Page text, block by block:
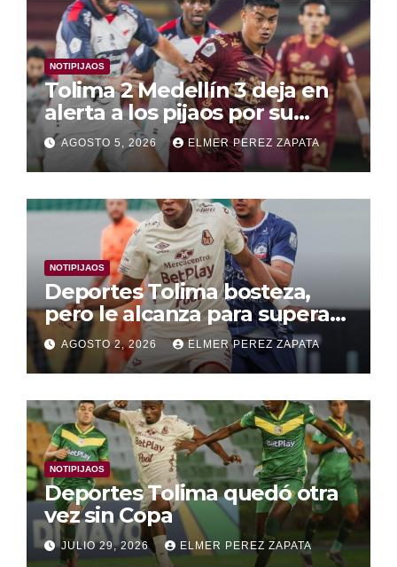
NOTIPIJAOS
Tolima 2 Medellín 3 deja en
alerta a los pijaos por su
fútbol irregular
AGOSTO 5, 2026 ELMER PEREZ ZAPATA
NOTIPIJAOS
Deportes Tolima bosteza,
pero le alcanza para superar
a Alianza Valledupar 2 A 1
AGOSTO 2, 2026 ELMER PEREZ ZAPATA
NOTIPIJAOS
Deportes Tolima quedó otra
vez sin Copa
JULIO 29, 2026 ELMER PEREZ ZAPATA